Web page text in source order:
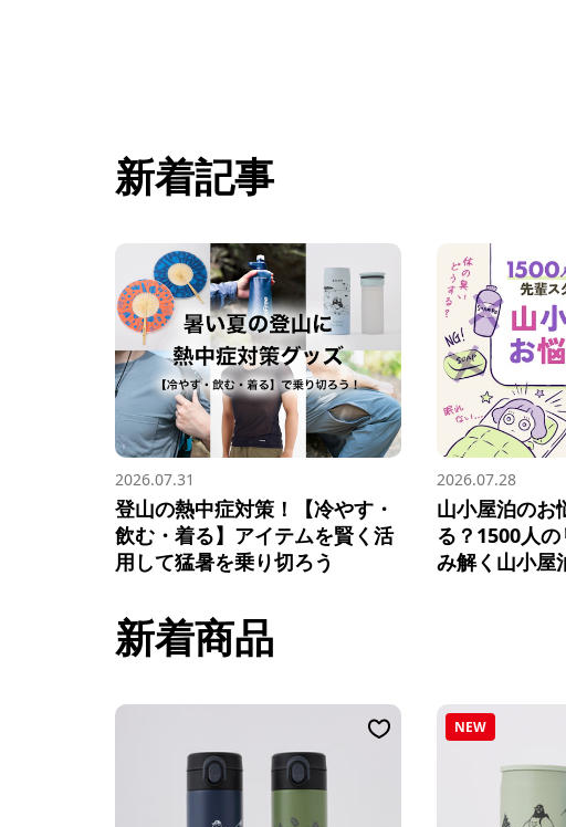
新着記事
2026.07.31
登山の熱中症対策！【冷やす・
飲む・着る】アイテムを賢く活
用して猛暑を乗り切ろう
2026.07.28
山小屋泊のお
る？1500人
み解く山小屋
新着商品
NEW